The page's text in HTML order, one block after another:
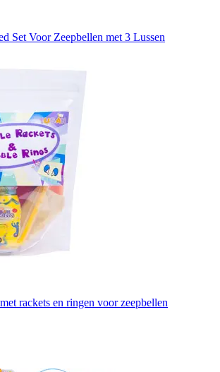
Set Voor Zeepbellen met 3 Lussen
rackets en ringen voor zeepbellen